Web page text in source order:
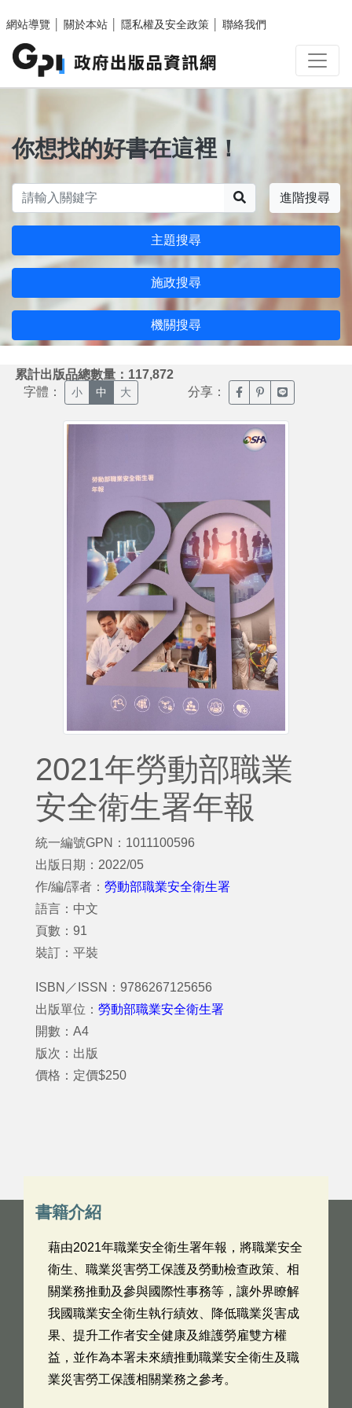
網站導覽
關於本站 隱私權及安全政策 聯絡我們
你想找的好書在這裡！
進階搜尋
主題搜尋
施政搜尋
機關搜尋
累計出版品總數量：117,872
字體： 小 中 大 分享： 臉書分享(另開新視窗)
噗浪分享(另開新
Line分享(另
2021年勞動部職業
安全衛生署年報
統一編號GPN：1011100596
出版日期：2022/05
作/編/譯者： 勞動部職業安全衛生署
語言：中文
頁數：91
裝訂：平裝
ISBN／ISSN：9786267125656
出版單位： 勞動部職業安全衛生署
開數：A4
版次：出版
價格：定價$250
書籍介紹
藉由2021年職業安全衛生署年報，將職業安全
衛生、職業災害勞工保護及勞動檢查政策、相
關業務推動及參與國際性事務等，讓外界瞭解
我國職業安全衛生執行績效、降低職業災害成
果、提升工作者安全健康及維護勞雇雙方權
益，並作為本署未來續推動職業安全衛生及職
業災害勞工保護相關業務之參考。